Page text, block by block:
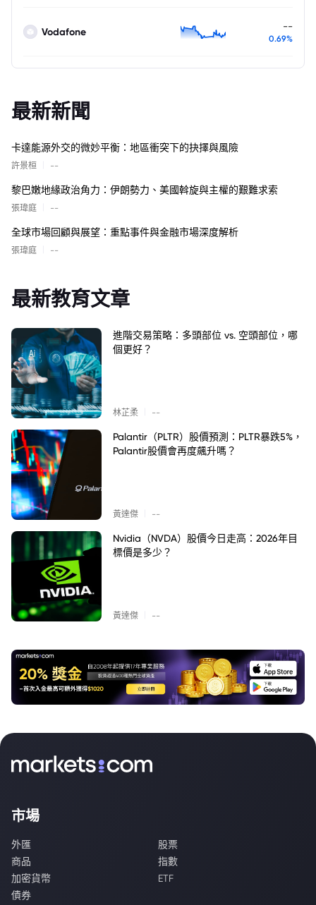
Vodafone --
0.69%
最新新聞
卡達能源外交的微妙平衡：地區衝突下的抉擇與風險
許景桓 --
黎巴嫩地緣政治角力：伊朗勢力、美國斡旋與主權的艱難求索
張瑋庭 --
全球市場回顧與展望：重點事件與金融市場深度解析
張瑋庭 --
最新教育文章
進階交易策略：多頭部位 vs. 空頭部位，哪
個更好？
林芷柔 --
Palantir（PLTR）股價預測：PLTR暴跌5%，
Palantir股價會再度飆升嗎？
黃達傑 --
Nvidia（NVDA）股價今日走高：2026年目
標價是多少？
黃達傑 --
市場
外匯
股票
商品
指數
加密貨幣
ETF
債券